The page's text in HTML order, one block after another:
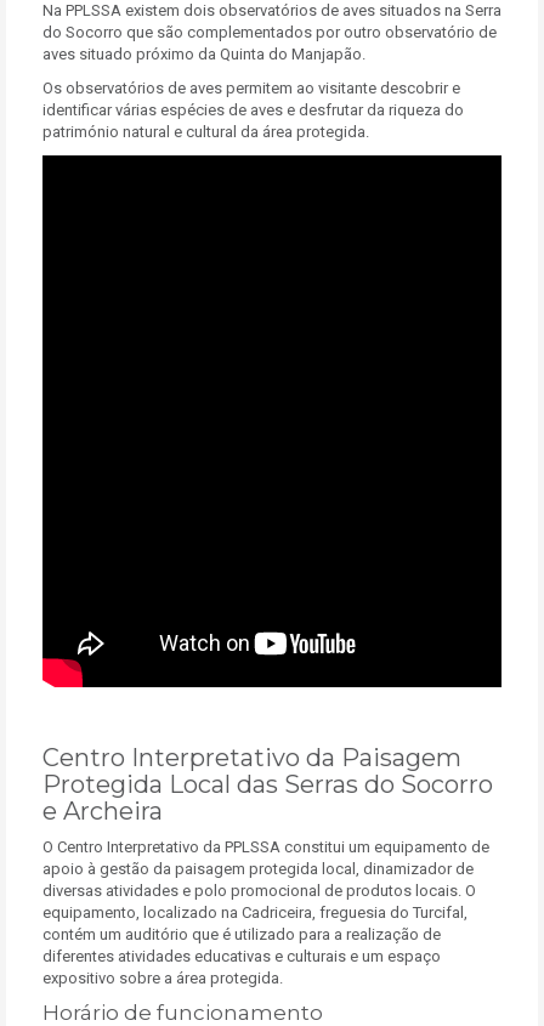
Na PPLSSA existem dois observatórios de aves situados na Serra
do Socorro que são complementados por outro observatório de
aves situado próximo da Quinta do Manjapão.
Os observatórios de aves permitem ao visitante descobrir e
identificar várias espécies de aves e desfrutar da riqueza do
património natural e cultural da área protegida.
Centro Interpretativo da Paisagem
Protegida Local das Serras do Socorro
e Archeira
O Centro Interpretativo da PPLSSA constitui um equipamento de
apoio à gestão da paisagem protegida local, dinamizador de
diversas atividades e polo promocional de produtos locais. O
equipamento, localizado na Cadriceira, freguesia do Turcifal,
contém um auditório que é utilizado para a realização de
diferentes atividades educativas e culturais e um espaço
expositivo sobre a área protegida.
Horário de funcionamento